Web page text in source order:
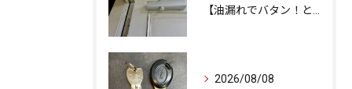
2026/08/08